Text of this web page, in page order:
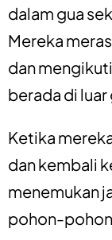
dalam gua
Mereka
dan
berada di luar
Ketika
dan kembali
menemukan
pohon-